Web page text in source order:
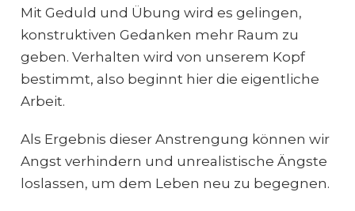
Mit Geduld und Übung wird es gelingen,
konstruktiven Gedanken mehr Raum zu
geben. Verhalten wird von unserem Kopf
bestimmt, also beginnt hier die eigentliche
Arbeit.
Als Ergebnis dieser Anstrengung können wir
Angst verhindern und unrealistische Ängste
loslassen, um dem Leben neu zu begegnen.